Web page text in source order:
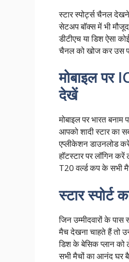
स्टार स्पोर्ट्स चैनल
सेटअप बॉक्स में भी
डीटीएच या डिश ऐसा
चैनल को खोज कर उस
मोबाइल
देखें
मोबाइल पर भारत
आपको शादी स्टार का
एप्लीकेशन डाउनलोड
हॉटस्टार पर लॉगिन
T20 वर्ल्ड कप के सभी
स्टार
जिन उम्मीदवारों के
मैच देखना चाहते हैं तो
डिश के बेसिक प्लान को
सभी मैचों का आनंद घर